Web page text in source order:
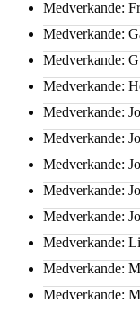
Medverkande:
Medverkande:
Medverkande:
Medverkande:
Medverkande:
Medverkande:
Medverkande:
Medverkande:
Medverkande:
Medverkande:
Medverkande:
Medverkande: